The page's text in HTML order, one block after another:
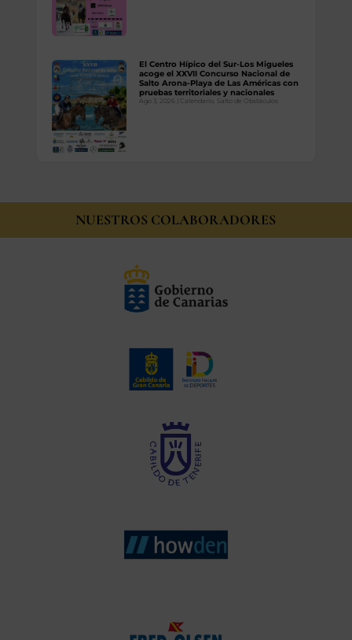
El Centro Hípico del Sur-Los Migueles
acoge el XXVII Concurso Nacional de
Salto Arona-Playa de Las Américas con
pruebas territoriales y nacionales
Ago 3, 2026 Calendario, Salto de Obstáculos
NUESTROS COLABORADORES